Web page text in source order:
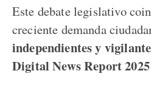
Este debate legislativo
creciente demanda
independientes y
Digital News Report 2025